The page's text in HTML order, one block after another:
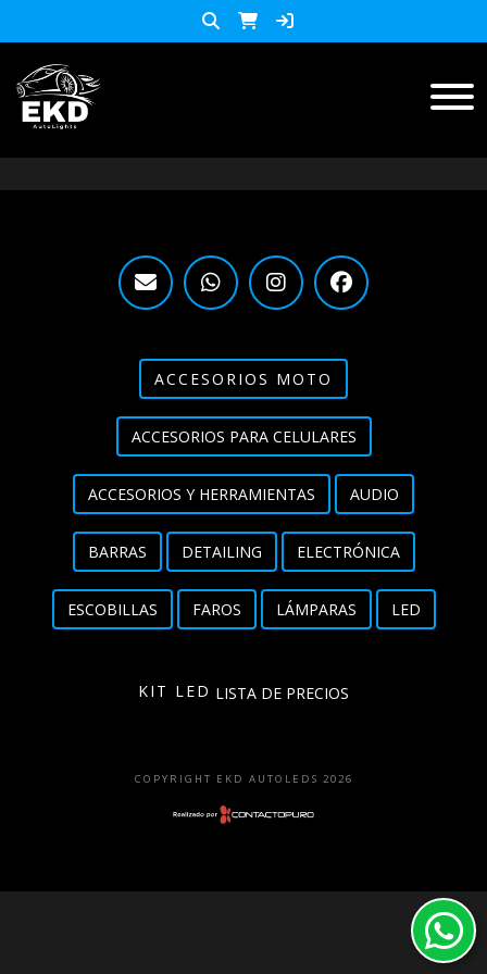
ACCESORIOS MOTO
Accesorios y herramientas
Audio
Barras
Detailing
Electrónica
Escobillas
Lista de PreciosACCESORIOS MOTO
ACCESORIOS PARA CELULARES
ACCESORIOS Y HERRAMIENTAS AUDIO
BARRAS DETAILING ELECTRÓNICA
ESCOBILLAS FAROS LÁMPARAS LED
KIT LED LISTA DE PRECIOS
COPYRIGHT EKD AUTOLEDS 2026